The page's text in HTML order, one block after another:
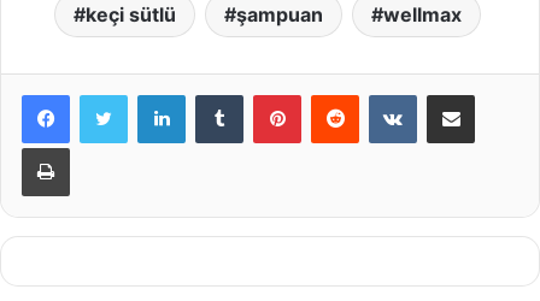
keçi sütlü şampuan wellmax
LinkedInTumblr PinterestReddit VKontakteE-Posta ile paylaş
Yazdır